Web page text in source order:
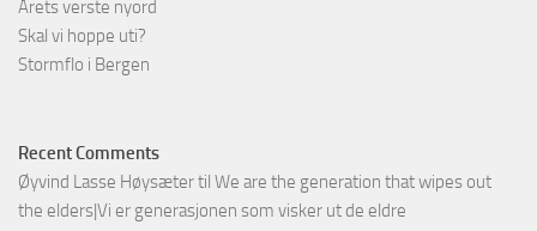
Årets verste nyord
Skal vi hoppe uti?
Stormflo i Bergen
Recent Comments
Øyvind Lasse Høysætertil We are the generation that wipes out
the elders|Vi er generasjonen som visker ut de eldre